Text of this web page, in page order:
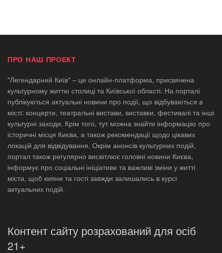
ПРО НАШ ПРОЕКТ
"Легендарний Київ" – це онлайн-платформа, присвячена
культурному життю столиці та Київської області. На порталі
публікуються актуальні новини про події, що відбуваються в
місті: концерти, театральні вистави, виставки, фестивалі та інші
культурні заходи. Крім того, тут можна знайти інформацію про
історичні місця Києва, а також рекомендації щодо цікавих
локацій для відвідування. Окрім анонсів культурних подій,
портал також регулярно висвітлює головні новини Києва,
інформує про соціальні ініціативи та важливі зміни у житті
міста, щоб кияни та гості завжди залишались в курсі
актуальних подій.
Контент сайту розрахований для осіб
21+